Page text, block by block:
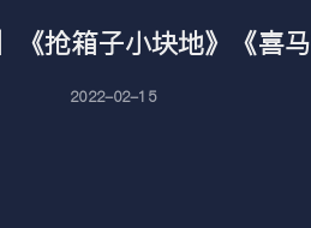
《抢箱子小块地》《喜
2022-02-15